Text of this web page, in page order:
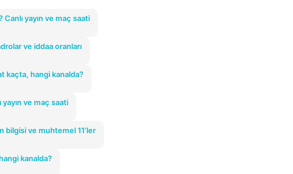
yayın ve maç saati
ve iddaa oranları
kaçta, hangi kanalda?
yayın ve maç saati
bilgisi ve muhtemel 11’ler
kanalda?